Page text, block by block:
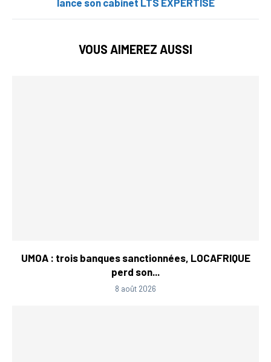
lance son cabinet LTS EXPERTISE
VOUS AIMEREZ AUSSI
UMOA : trois banques sanctionnées, LOCAFRIQUE
perd son...
8 août 2026